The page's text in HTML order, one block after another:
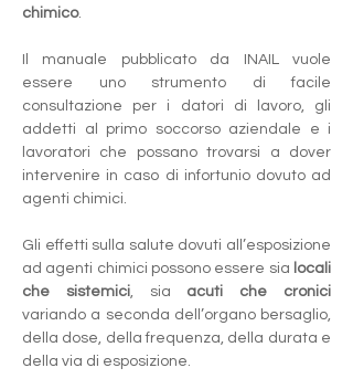
chimico.
Il manuale pubblicato da INAIL vuole
essere uno strumento di facile
consultazione per i datori di lavoro, gli
addetti al primo soccorso aziendale e i
lavoratori che possano trovarsi a dover
intervenire in caso di infortunio dovuto ad
agenti chimici.
Gli effetti sulla salute dovuti all’esposizione
ad agenti chimici possono essere sia locali
che sistemici, sia acuti che cronici
variando a seconda dell’organo bersaglio,
della dose, della frequenza, della durata e
della via di esposizione.